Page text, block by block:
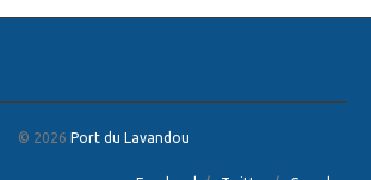
© 2026 Port du Lavandou